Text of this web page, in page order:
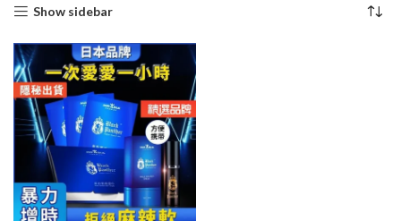
Show sidebar